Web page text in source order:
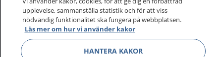
upplevelse, sammanställa statistik och för att viss
nödvändig funktionalitet ska fungera på webbplatsen.
Läs mer om hur vi använder kakor
HANTERA KAKOR